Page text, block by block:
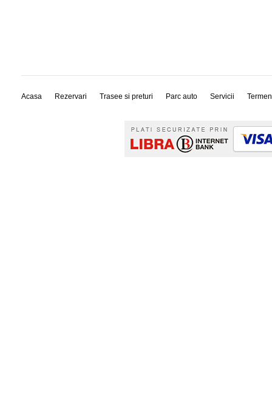
Acasa Rezervari Trasee si preturi Parc auto Servicii